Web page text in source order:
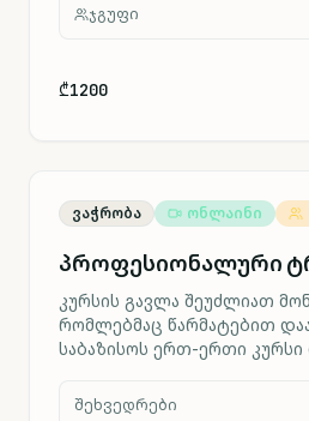
ჯგუფი
₾1200
ვაჭრობა ონლაინი
პროფესიონალური
კურსის გავლა შეუძლიათ
რომლებმაც წარმატებით
საბაზისოს ერთ-ერთი
შეხვედრები